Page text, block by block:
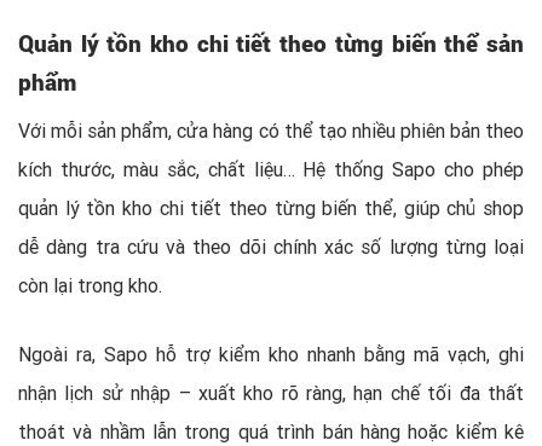
Quản lý tồn kho chi tiết theo từng biến thể sản
phẩm
Với mỗi sản phẩm, cửa hàng có thể tạo nhiều phiên bản theo
kích thước, màu sắc, chất liệu… Hệ thống Sapo cho phép
quản lý tồn kho chi tiết theo từng biến thể, giúp chủ shop
dễ dàng tra cứu và theo dõi chính xác số lượng từng loại
còn lại trong kho.
Ngoài ra, Sapo hỗ trợ kiểm kho nhanh bằng mã vạch, ghi
nhận lịch sử nhập – xuất kho rõ ràng, hạn chế tối đa thất
thoát và nhầm lẫn trong quá trình bán hàng hoặc kiểm kê